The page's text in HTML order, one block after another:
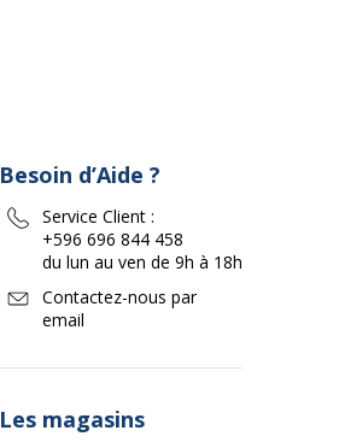
Besoin d’Aide ?
Service Client :
+596 696 844 458
du lun au ven de 9h à 18h
Contactez-nous par
email
Les magasins